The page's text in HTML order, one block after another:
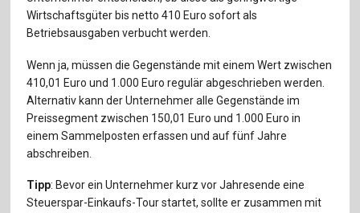
Für Autor:innen
Verlag
Sprache / Language: DE Sprache / Language: EN
Wirtschaftsgüter bis netto 410 Euro sofort als
Betriebsausgaben verbucht werden.
Wenn ja, müssen die Gegenstände mit einem Wert zwischen
410,01 Euro und 1.000 Euro regulär abgeschrieben werden.
Alternativ kann der Unternehmer alle Gegenstände im
Preissegment zwischen 150,01 Euro und 1.000 Euro in
einem Sammelposten erfassen und auf fünf Jahre
abschreiben.
Tipp: Bevor ein Unternehmer kurz vor Jahresende eine
Steuerspar-Einkaufs-Tour startet, sollte er zusammen mit